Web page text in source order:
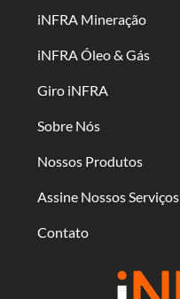
iNFRA Mineração
iNFRA Óleo & Gás
Giro iNFRA
Sobre Nós
Nossos Produtos
Assine Nossos Serviços
Contato